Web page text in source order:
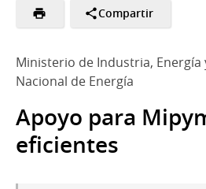
Compartir
Ministerio de Industria, Energía
Nacional de Energía
Apoyo para
eficientes